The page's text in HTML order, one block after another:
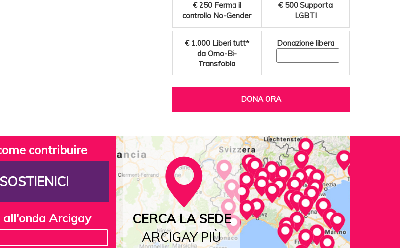
€ 250 Ferma il
controllo No-Gender
€ 500 Supporta
LGBTI
€ 1.000 Liberi tutt*
da Omo-Bi-
Transfobia
Donazione libera
DONA ORA
contribuire
SOSTIENICI
all'onda Arcigay
CERCA LA SEDE
ARCIGAY PIÙ